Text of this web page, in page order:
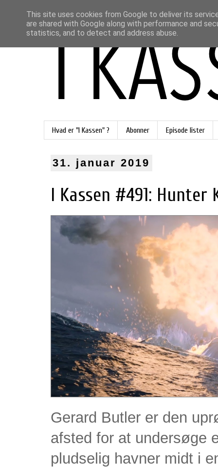
Hvad er "I Kassen" ? Abonner Episode lister
31. januar 2019
I Kassen #491: Hunter
Gerard Butler er den
afsted for at undersøge
pludselig havner midt i
This site uses cookies from Google to deliver its
are shared with Google along with performance and
statistics, and to detect and address abuse.